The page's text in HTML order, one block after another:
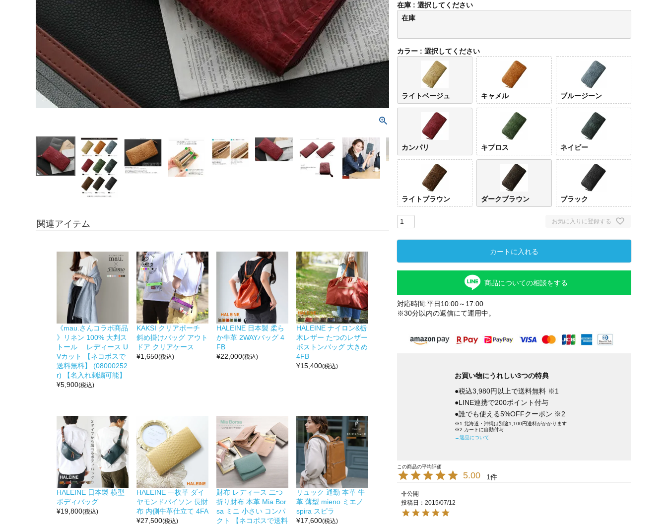
ライトベー
ジュ
ブルージー
ン
カンパリ キプロス
関連アイテム
《mau.さんコラボ商品
》リネン 100% 大判ス
トール レディース U
Vカット 【ネコポスで
送料無料】 (08000252
r) 【名入れ刺繍可能】
¥5,900(税込)
KAKSI クリアポーチ
斜め掛けバッグ アウト
ドア クリアケース
¥1,650(税込)
HALEINE 日本製 柔ら
か牛革 2WAYバッグ 4
FB
¥22,000(税込)
HALEINE ナイロン&栃
木レザー たつのレザー
ボストンバッグ 大きめ
4FB
¥15,400(税込)
HALEINE 日本製 横型
ボディバッグ
¥19,800(税込)
HALEINE 一枚革 ダイ
ヤモンドパイソン 長財
布 内側牛革仕立て 4FA
¥27,500(税込)
財布 レディース 二つ
折り財布 本革 Mia Bor
sa ミニ 小さい コンパ
クト 【ネコポスで送料
リュック 通勤 本革 牛
革 薄型 mieno ミエノ
spira スピラ
¥17,600(税込)
)
在庫
選択してください
在庫
カラー 選択してください
ライトベージュ キャメル ブルージーン
カンパリ キプロス ネイビー
ライトブラウン ダークブラウン ブラック
お気に入りに登録する
カートに入れる
商品についての相談をする
対応時間:平日10:00～17:00
※30分以内の返信にて運用中。
お買い物にうれしい3つの特典
●税込3,980円以上で送料無料 ※1
●LINE連携で200ポイント付与
●誰でも使える5%OFFクーポン ※2
※1.北海道・沖縄は別途1,100円送料がかかります
※2.カートに自動付与
→返品について
5.00 1
非公開
投稿日
2015/07/12